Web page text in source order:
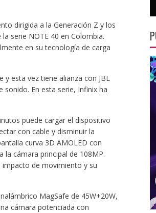
dirigida a la Generación Z y los
serie NOTE 40 en Colombia.
en su tecnología de carga
esta vez tiene alianza con JBL
En esta serie, Infinix ha
puede cargar el dispositivo
con cable y disminuir la
curva 3D AMOLED con
la cámara principal de 108MP.
impacto de movimiento y su
MagSafe de 45W+20W,
cámara potenciada con